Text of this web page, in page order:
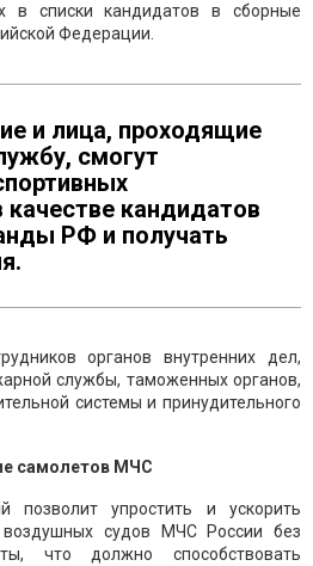
в списки кандидатов в сборные
Федерации.
и лица, проходящие
смогут
качестве кандидатов
РФ и получать
органов внутренних дел,
службы, таможенных органов,
системы и принудительного
самолетов МЧС
позволит упростить и ускорить
воздушных судов МЧС России без
что должно способствовать